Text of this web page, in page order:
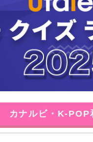
カナルビ・K-POP